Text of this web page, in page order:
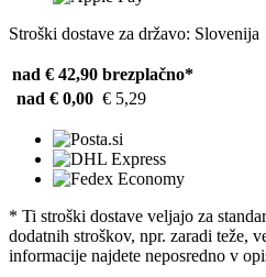
Stroški dostave za državo: Slovenija
nad € 42,90 brezplačno*
nad € 0,00 € 5,29
* Ti stroški dostave veljajo za
dodatnih stroškov, npr. zaradi teže,
informacije najdete neposredno v